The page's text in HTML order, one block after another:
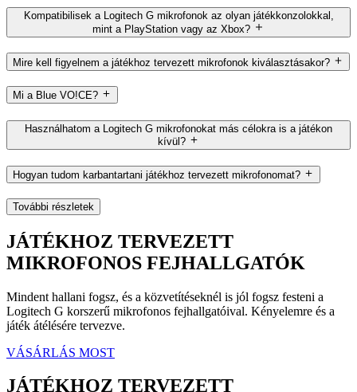
Kompatibilisek a Logitech G mikrofonok az olyan játékkonzolokkal,
mint a PlayStation vagy az Xbox?
Mire kell figyelnem a játékhoz tervezett mikrofonok kiválasztásakor?
Mi a Blue VO!CE?
Használhatom a Logitech G mikrofonokat más célokra is a játékon
kívül?
Hogyan tudom karbantartani játékhoz tervezett mikrofonomat?
További részletek
JÁTÉKHOZ TERVEZETT
MIKROFONOS FEJHALLGATÓK
Mindent hallani fogsz, és a közvetítéseknél is jól fogsz festeni a
Logitech G korszerű mikrofonos fejhallgatóival. Kényelemre és a
játék átélésére tervezve.
VÁSÁRLÁS MOST
JÁTÉKHOZ TERVEZETT